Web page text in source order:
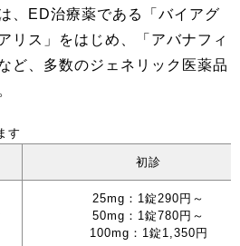
、ED治療薬である「バイアグ
リス」をはじめ、「アバナフィ
ど、多数のジェネリック医薬品
初診
25mg：1錠290円～
50mg：1錠780円～
100mg：1錠1,350円